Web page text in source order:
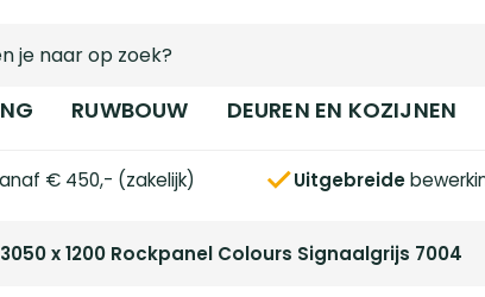
RUWBOUW DEUREN EN KOZIJNEN
€ 450,- (zakelijk) Uitgebreide
x 1200 Rockpanel Colours Signaalgrijs 7004